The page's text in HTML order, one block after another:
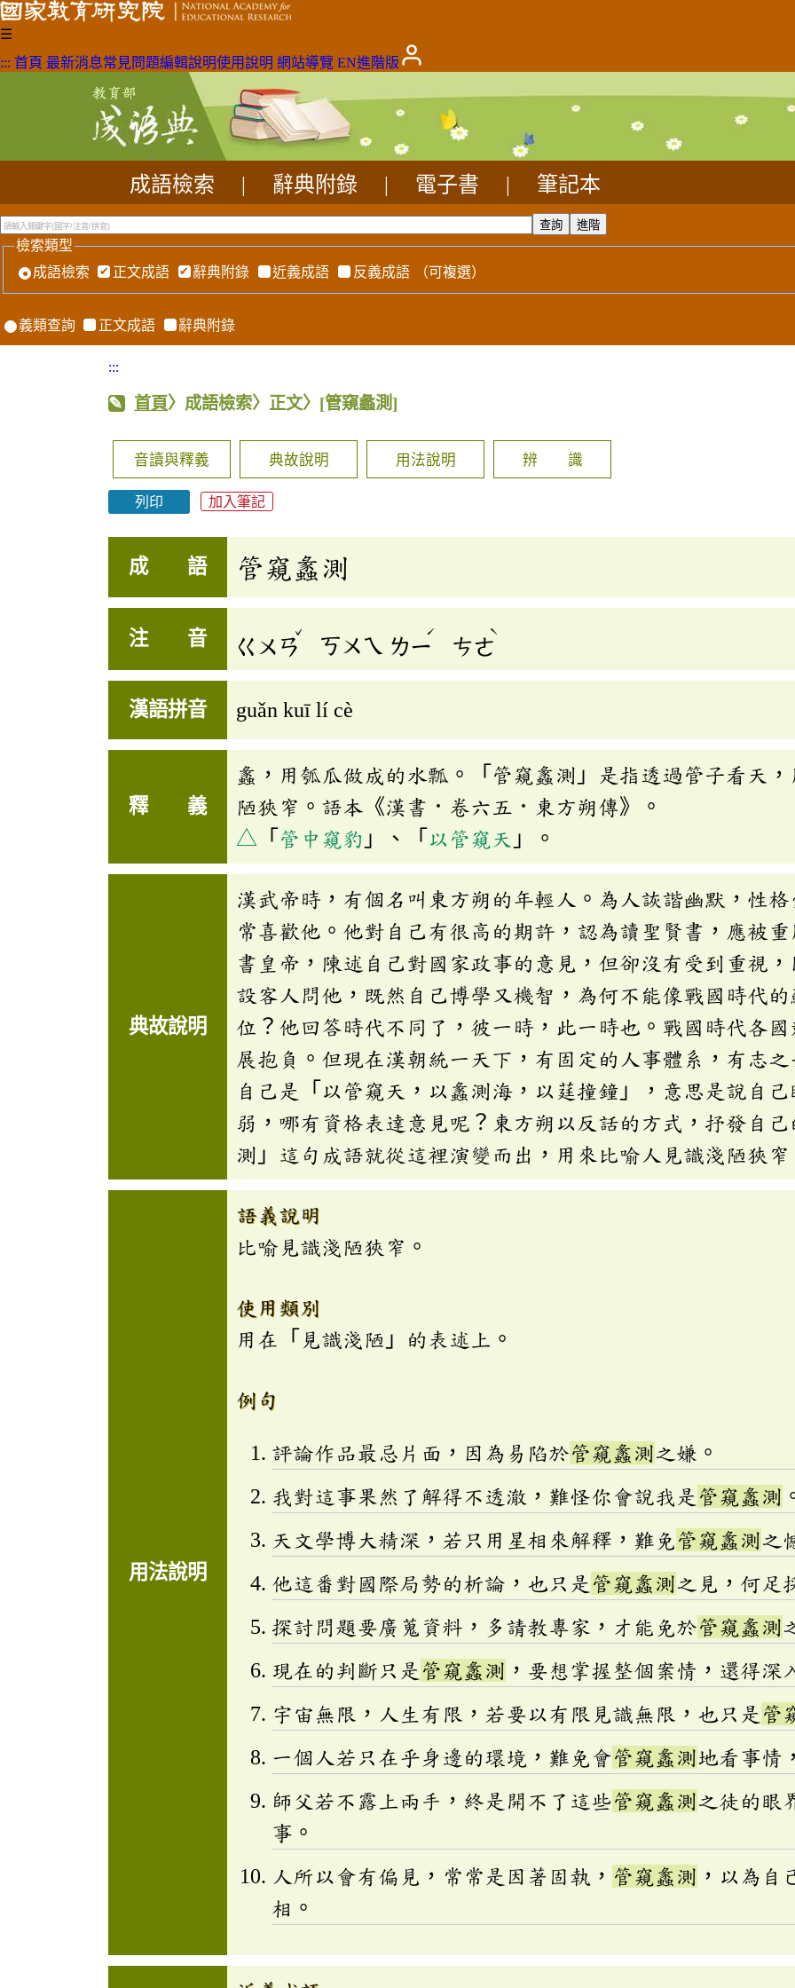
☰
::: 首頁 最新消息常見問題編輯說明使用說明 網站導覽 EN進階版
成語檢索 辭典附錄 電子書 筆記本
檢索類型
成語檢索
正文成語 辭典附錄 近義成語 反義成語 （可複選）
義類查詢 正文成語 辭典附錄
:::
首頁〉成語檢索〉正文〉 [管窺蠡測]
音讀與釋義 典故說明 用法說明 辨 識
列印 加入筆記
成 語 管窺蠡測
注 音 ㄍㄨㄢ
ˇ
ㄎㄨㄟ ㄌㄧ
ˊ
ㄘㄜ
ˋ
漢語拼音 guǎn kuī lí cè
釋 義
蠡，用瓠瓜做成的水瓢。「管窺蠡測」是指透過管子看天
陋狹窄。語本《漢書．卷六五．東方朔傳》。
△ 「 管中窺豹 」、「 以管窺天 」。
典故說明
漢武帝時，有個名叫東方朔的年輕人。為人詼諧幽默，性
常喜歡他。他對自己有很高的期許，認為讀聖賢書，應被
書皇帝，陳述自己對國家政事的意見，但卻沒有受到重視
設客人問他，既然自己博學又機智，為何不能像戰國時代
位？他回答時代不同了，彼一時，此一時也。戰國時代各
展抱負。但現在漢朝統一天下，有固定的人事體系，有志
自己是「以管窺天，以蠡測海，以莛撞鐘」，意思是說自
弱，哪有資格表達意見呢？東方朔以反話的方式，抒發自
測」這句成語就從這裡演變而出，用來比喻人見識淺陋狹窄
用法說明
語義說明
比喻見識淺陋狹窄。
使用類別
用在「見識淺陋」的表述上。
例句
評論作品最忌片面，因為易陷於管窺蠡測之嫌。
我對這事果然了解得不透澈，難怪你會說我是 管窺蠡測
天文學博大精深，若只用星相來解釋，難免管窺蠡測之
他這番對國際局勢的析論，也只是 管窺蠡測之見，何足
探討問題要廣蒐資料，多請教專家，才能免於管窺蠡測
現在的判斷只是 管窺蠡測 ，要想掌握整個案情，還得深
宇宙無限，人生有限，若要以有限見識無限，也只是 管
一個人若只在乎身邊的環境，難免會管窺蠡測地看事情
師父若不露上兩手，終是開不了這些管窺蠡測之徒的眼
事。
人所以會有偏見，常常是因著固執， 管窺蠡測 ，以為自
相。